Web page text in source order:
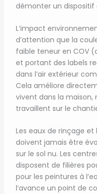
démonter un dispositif
L’impact
d’attention que la
faible teneur en COV
et portant des labels
dans l’air extérieur
Cela améliore
vivent dans la maison,
travaillent sur le
Les eaux de rinçage
doivent jamais être
sur le sol nu. Les
disposent de filières
pour les peintures à
l’avance un point de